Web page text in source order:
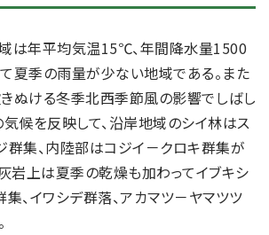
は年平均気温15℃、年間降水量1500
夏季の雨量が少ない地域である。また
ぬける冬季北西季節風の影響でしばし
気候を反映して、沿岸地域のシイ林はス
群集、内陸部はコジイ－クロキ群集が
灰岩上は夏季の乾燥も加わってイブキシ
、イワシデ群落、アカマツ－ヤマツツ